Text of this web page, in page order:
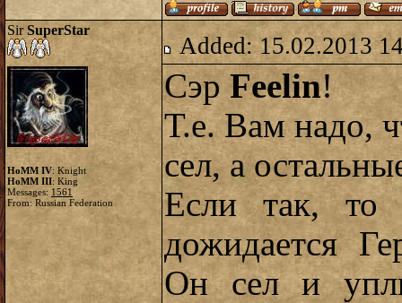
Sir SuperStar
HoMM IV: Knight
HoMM III: King
Messages: 1561
From: Russian Federation
Added: 15.02.2013
СэрFeelin!
Т.е. Вам надо,
сел, а
Если так, то
дожидается
Он сел и